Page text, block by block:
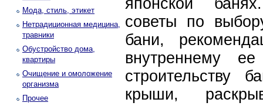
Мода, стиль, этикет
Нетрадиционная медицина,
травники
Обустройство дома,
квартиры
Очищение и омоложение
организма
Прочее
японской
советы по
бани,
внутреннему ее
крыши,